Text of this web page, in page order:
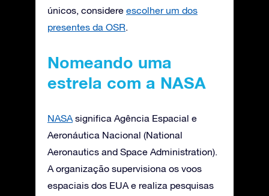
únicos, considere escolher um dos
presentes da OSR.
Nomeando uma
estrela com a NASA
NASA significa Agência Espacial e
Aeronáutica Nacional (National
Aeronautics and Space Administration).
A organização supervisiona os voos
espaciais dos EUA e realiza pesquisas